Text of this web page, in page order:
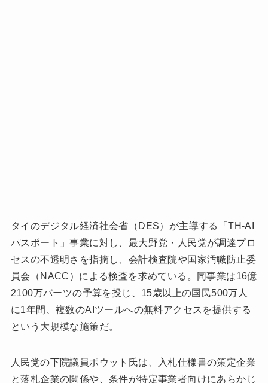
タイのデジタル経済社会省（DES）が主導する「TH-AI
パスポート」事業に対し、最大野党・人民党が調達プロ
セスの不透明さを指摘し、会計検査院や国家汚職防止委
員会（NACC）による検査を求めている。同事業は16億
2100万バーツの予算を投じ、15歳以上の国民500万人
に1年間、複数のAIツールへの無料アクセスを提供する
という大規模な施策だ。
人民党の下院議員ポウット氏は、入札仕様書の策定企業
と落札企業の関係や、条件が特定事業者向けにあらかじ